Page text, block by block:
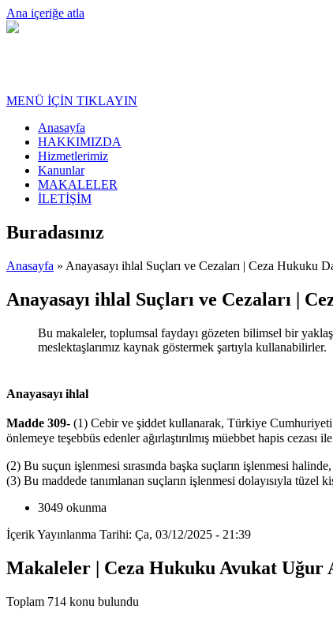
Ana içeriğe atla
MENÜ İÇİN TIKLAYIN
Anasayfa
HAKKIMIZDA
Hizmetlerimiz
Kanunlar
MAKALELER
İLETİŞİM
Buradasınız
Anasayfa » Anayasayı ihlal Suçları ve Cezaları | Ceza Hukuku
Anayasayı ihlal Suçları ve Cezaları |
Bu makaleler, toplumsal faydayı gözeten bilimsel bir
meslektaşlarımız kaynak göstermek şartıyla kullanabilirler.
Anayasayı ihlal
Madde 309- (1) Cebir ve şiddet kullanarak, Türkiye Cumhuriyeti
önlemeye teşebbüs edenler ağırlaştırılmış müebbet hapis cezası ile
(2) Bu suçun işlenmesi sırasında başka suçların işlenmesi
(3) Bu maddede tanımlanan suçların işlenmesi dolayısıyla
3049 okunma
İçerik Yayınlanma Tarihi: Ça, 03/12/2025 - 21:39
Makaleler | Ceza Hukuku Avukat Uğur
Toplam 714 konu bulundu